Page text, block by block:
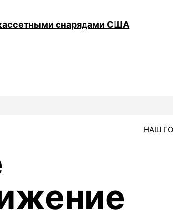
снарядами США
НАШ